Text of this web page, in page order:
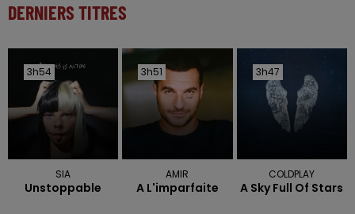
DERNIERS TITRES
3h54
3h54
SIA
Unstoppable
3h51
3h51
AMIR
A L'imparfaite
3h47
3h47
COLDPLAY
A Sky Full Of Stars